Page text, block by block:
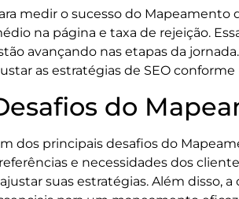
medir o sucesso do
na página e taxa de rejeição.
avançando nas etapas da
as estratégias de SEO conforme
do
dos principais desafios do
e necessidades dos
suas estratégias. Além disso,